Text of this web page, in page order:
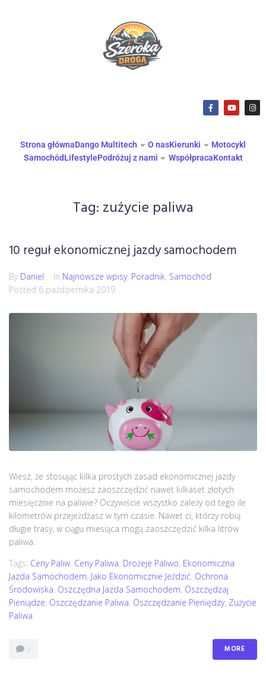
Strona głównaDango Multitech O nasKierunki
Motocykl
SamochódLifestylePodróżuj z nami WspółpracaKontakt
Tag: zużycie paliwa
10 reguł ekonomicznej jazdy samochodem
By Daniel In Najnowsze wpisy, Poradnik, Samochód
Posted 6 października 2019
Wiesz, że stosując kilka prostych zasad ekonomicznej jazdy
samochodem możesz zaoszczędzić nawet kilkaset złotych
miesięcznie na paliwie? Oczywiście wszystko zależy od tego ile
kilometrów przejeżdżasz w tym czasie. Nawet ci, którzy robią
długie trasy, w ciągu miesiąca mogą zaoszczędzić kilka litrów
paliwa.
Tags: Ceny Paliw, Ceny Paliwa, Drożeje Paliwo, Ekonomiczna
Jazda Samochodem, Jako Ekonomicznie Jeździć, Ochrona
Środowiska, Oszczędna Jazda Samochodem, Oszczędzaj
Pieniądze, Oszczędzanie Paliwa, Oszczędzanie Pieniędzy, Zużycie
Paliwa
0 MORE